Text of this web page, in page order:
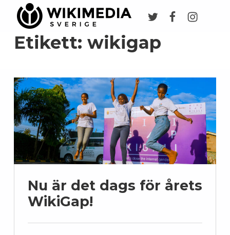
Etikett: wikigap
Nu är det dags för årets
WikiGap!